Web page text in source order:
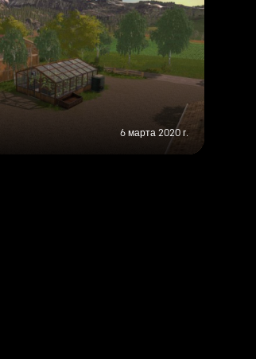
6 марта 2020 г.